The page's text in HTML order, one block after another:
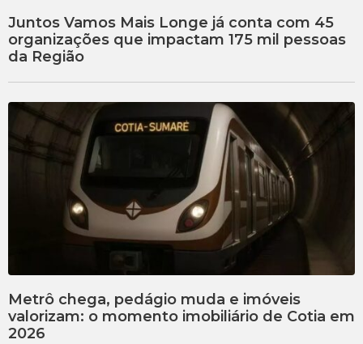
Juntos Vamos Mais Longe já conta com 45
organizações que impactam 175 mil pessoas
da Região
Metrô chega, pedágio muda e imóveis
valorizam: o momento imobiliário de Cotia em
2026